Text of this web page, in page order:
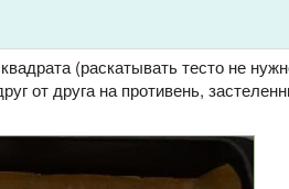
(раскатывать тесто не
от друга на противень,